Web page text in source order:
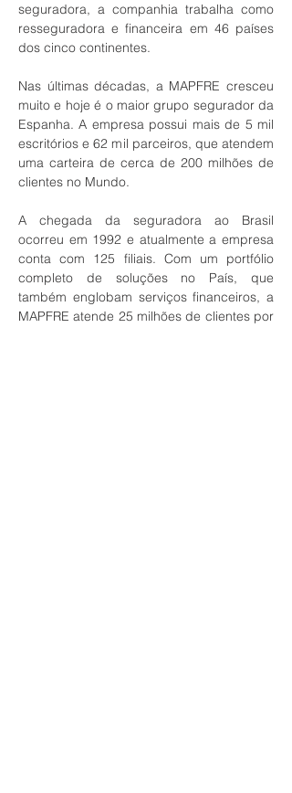
seguradora, a companhia trabalha como
resseguradora e financeira em 46 países
dos cinco continentes.
Nas últimas décadas, a MAPFRE cresceu
muito e hoje é o maior grupo segurador da
Espanha. A empresa possui mais de 5 mil
escritórios e 62 mil parceiros, que atendem
uma carteira de cerca de 200 milhões de
clientes no Mundo.
A chegada da seguradora ao Brasil
ocorreu em 1992 e atualmente a empresa
conta com 125 filiais. Com um portfólio
completo de soluções no País, que
também englobam serviços financeiros, a
MAPFRE atende 25 milhões de clientes por